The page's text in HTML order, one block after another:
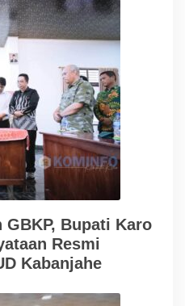
Bupati Karo
Resmi
Kabanjahe